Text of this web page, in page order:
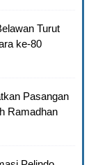
Turut
ke-80
Pasangan
Ramadhan